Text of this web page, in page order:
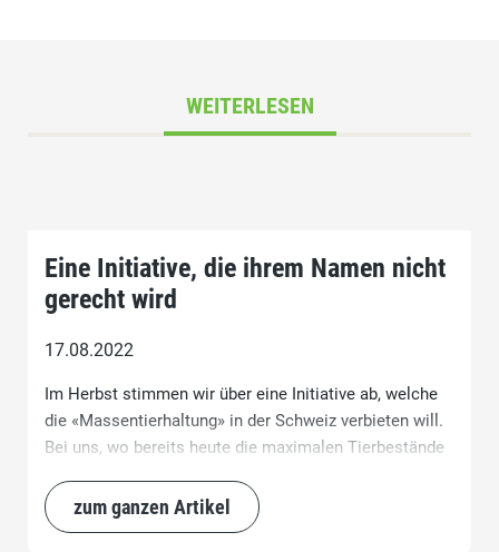
WEITERLESEN
Eine Initiative, die ihrem Namen nicht
gerecht wird
17.08.2022
Im Herbst stimmen wir über eine Initiative ab, welche
die «Massentierhaltung» in der Schweiz verbieten will.
Bei uns, wo bereits heute die maximalen Tierbestände
zum ganzen Artikel